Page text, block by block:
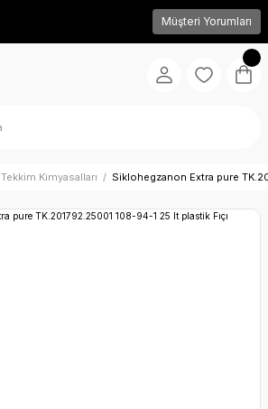
Müşteri Yorumları
Tekkim Kimyasalları Siklohegzanon Extra pure